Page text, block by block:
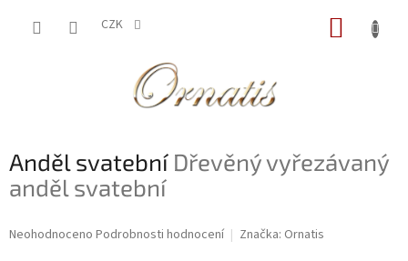
CZK
Anděl svatební Dřevěný vyřezávaný
anděl svatební
Průměrné
Neohodnoceno Podrobnosti hodnocení Značka: Ornatis